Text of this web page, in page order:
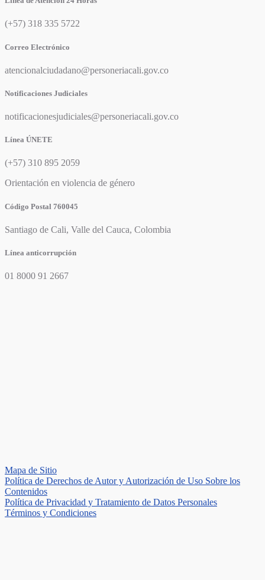
(+57) 318 335 5722
Correo Electrónico
atencionalciudadano@personeriacali.gov.co
Notificaciones Judiciales
notificacionesjudiciales@personeriacali.gov.co
Línea ÚNETE
(+57) 310 895 2059
Orientación en violencia de género
Código Postal 760045
Santiago de Cali, Valle del Cauca, Colombia
Línea anticorrupción
01 8000 91 2667
Mapa de Sitio
Política de Derechos de Autor y Autorización de Uso Sobre los
Contenidos
Política de Privacidad y Tratamiento de Datos Personales
Términos y Condiciones